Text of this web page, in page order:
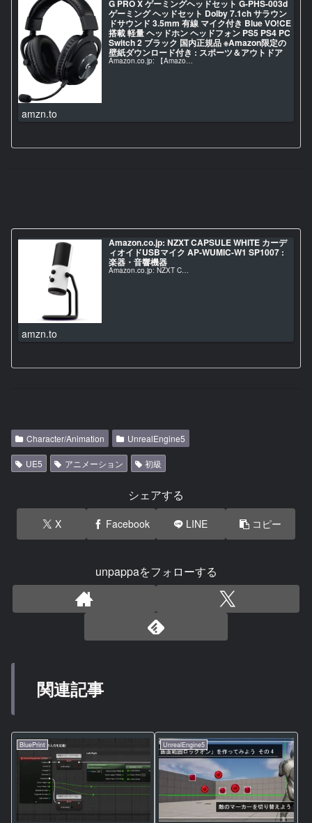
G PRO X ゲーミングヘッドセット G-PHS-003d
ゲーミング ヘッドセット Dolby 7.1ch サラウン
ドサウンド 3.5mm 有線 マイク付き Blue VO!CE
搭載 軽量 ヘッドホン ヘッドフォン PS5 PS4 PC
Switch 2 ブラック 国内正規品 ※Amazon限定の
壁紙ダウンロード付き : スポーツ＆アウトドア
Amazon.co.jp: 【Amazo…
amzn.to
Amazon.co.jp: NZXT CAPSULE WHITE カーデ
ィオイドUSBマイク AP-WUMIC-W1 SP1007 :
楽器・音響機器
Amazon.co.jp: NZXT C…
amzn.to
Character/Animation UnrealEngine5
UE5 アニメーション 初級
シェアする
X Facebook LINE コピー
unpappaをフォローする
関連記事
BluePrint UnrealEngine5